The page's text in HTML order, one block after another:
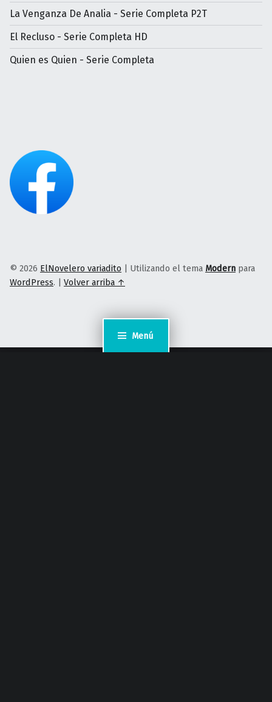
Menú
La Venganza De Analia - Serie Completa P2T
El Recluso - Serie Completa HD
Quien es Quien - Serie Completa
© 2026 ElNovelero variadito | Utilizando el tema Modern para
WordPress. | Volver arriba ↑